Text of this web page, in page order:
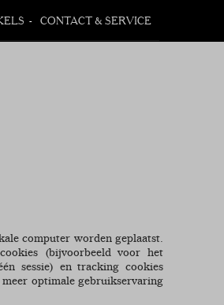
CONTACT & SERVICE
computer worden geplaatst.
(bijvoorbeeld voor het
sessie) en tracking cookies
optimale gebruikservaring